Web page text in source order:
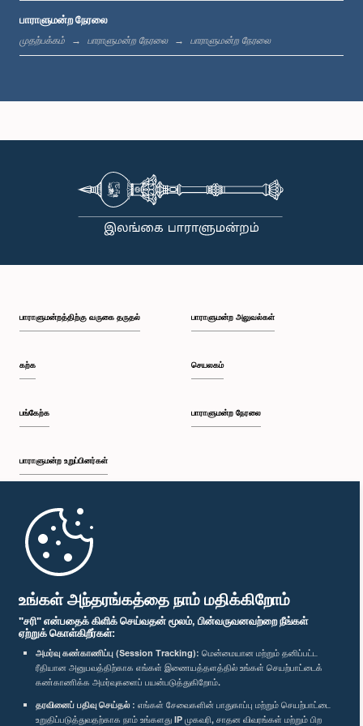
உங்கள் அந்தரங்கத்தை நாம் மதிக்கிறோம்
"சரி" என்பதைக் கிளிக் செய்வதன் மூலம், பின்வருவனவற்றை நீங்கள்
ஏற்றுக் கொள்கிறீர்கள்:
அமர்வு கண்காணிப்பு (Session Tracking): மென்மையான மற்றும் தனிப்பட்ட
ரீதியான அனுபவத்திற்காக எங்கள் இணையத்தளத்தில் உங்கள் செயற்பாட்டைக்
கண்காணிக்க அமர்வுகளைப் பயன்படுத்துகிறோம்.
தரவினைப் பதிவு செய்தல் : எங்கள் சேவைகளின் பாதுகாப்பு மற்றும் செயற்பாட்டை
உறுதிப்படுத்துவதற்காக நாம் உங்களது IP முகவரி, சாதன விவரங்கள் மற்றும் பிற
மு.ப. 11:37 - மு.ப. 11:45
மு.ப. 11:57 - பி.ப. 12:09
பி.ப. 12:09 - பி.ப. 12:18
பி.ப. 12:26 - பி.ப. 12:37
பி.ப. 12:56 - பி.ப. 1:07
பி.ப. 1:07 - பி.ப. 1:14
பி.ப. 1:14 - பி.ப. 1:22
பாராளுமன்ற நேரலை
முதற்பக்கம் பாராளுமன்ற நேரலை பாராளுமன்ற நேரலை
பாராளுமன்றத்திற்கு வருகை தருதல்
கற்க
பங்கேற்க
பாராளுமன்ற உறுப்பினர்கள்
முதற்பக்கம்
பாராளுமன்ற அலுவல்கள்
செயலகம்
பாராளுமன்ற நேரலை
பாராளுமன்ற கையடக்க செயலி
எம்மை பின்தொடர்க :
விருதுகள்